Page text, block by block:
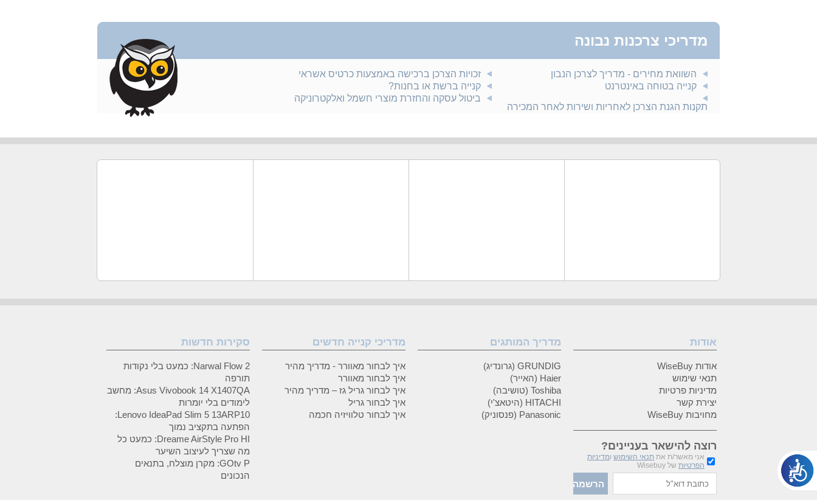
מדריכי צרכנות נבונה
השוואת מחירים - מדריך לצרכן הנבון
קנייה בטוחה באינטרנט
תקנות הגנת הצרכן לאחריות ושירות לאחר המכירה
זכויות הצרכן ברכישה באמצעות כרטיס אשראי
קנייה ברשת או בחנות?
ביטול עסקה והחזרת מוצרי חשמל ואלקטרוניקה
אודות
אודות WiseBuy
תנאי שימוש
מדיניות פרטיות
יצירת קשר
מחויבות WiseBuy
רוצה להישאר בעניינים?
אני מאשר/ת את תנאי השימוש ומדיניות
הפרטיות של Wisebuy
מדריך המותגים
GRUNDIG (גרונדיג)
Haier (האייר)
Toshiba (טושיבה)
HITACHI (היטאצ'י)
Panasonic (פנסוניק)
מדריכי קנייה חדשים
איך לבחור מאוורר - מדריך מהיר
איך לבחור מאוורר
איך לבחור גריל גז – מדריך מהיר
איך לבחור גריל
איך לבחור טלוויזיה חכמה
סקירות חדשות
Narwal Flow 2: כמעט בלי נקודות
תורפה
Asus Vivobook 14 X1407QA: מחשב
לימודים בלי יומרות
Lenovo IdeaPad Slim 5 13ARP10:
הפתעה בתקציב נמוך
Dreame AirStyle Pro HI: כמעט כל
מה שצריך לעיצוב השיער
GOtv P: מקרן מוצלח, בתנאים
הנכונים